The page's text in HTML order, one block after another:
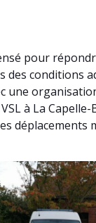
pour
des conditions
une
à La
déplacements